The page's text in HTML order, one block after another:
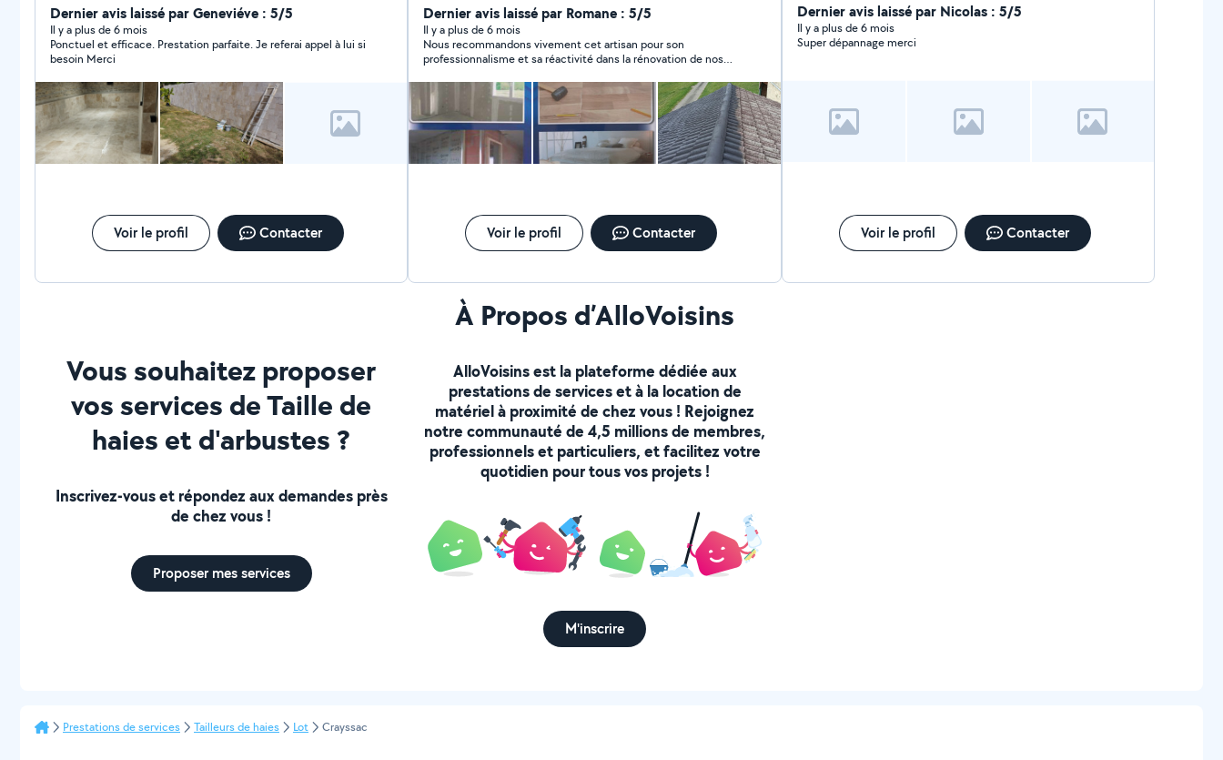
Dernier avis laissé par Geneviéve : 5/5
Il y a plus de 6 mois
Ponctuel et efficace. Prestation parfaite. Je referai appel à lui si
besoin Merci
Voir le profil Contacter
services en peinture intérieure et extérieure,
revêtement sols et murs, placo et joints, pose de
gouttières, habillage planches de rives, nettoyage /
démoussage façades, toiture, murettes, monuments
funéraires avec produits professionnels respectueux
des normes environnementales avec hydrofuge ou
mise en peinture. Multiservices et garantie décennale.
Dernier avis laissé par Romane : 5/5
Il y a plus de 6 mois
Nous recommandons vivement cet artisan pour son
professionnalisme et sa réactivité dans la rénovation de nos
est de grande qualité. Un grand merci pour votre excellent
service ! Nous le recommandons les yeux fermés. Romane
SOLIHA
Voir le profil Contacter
Dernier avis laissé par Nicolas : 5/5
Il y a plus de 6 mois
Super dépannage merci
Voir le profil Contacter
Vous souhaitez proposer
vos services de Taille de
haies et d'arbustes ?
Inscrivez-vous et répondez aux demandes près
de chez vous !
Proposer mes services
À Propos d’AlloVoisins
AlloVoisins est la plateforme dédiée aux
prestations de services et à la location de
matériel à proximité de chez vous ! Rejoignez
notre communauté de 4,5 millions de membres,
professionnels et particuliers, et facilitez votre
quotidien pour tous vos projets !
M'inscrire
Prestations de services Tailleurs de haies Lot Crayssac